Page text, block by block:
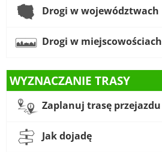
Drogi w województwach
Drogi w miejscowościach
WYZNACZANIE TRASY
Zaplanuj trasę przejazdu
Jak dojadę